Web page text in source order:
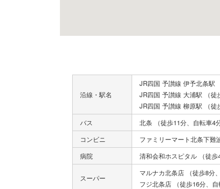
沿線・駅名
JR四国 予讃線 伊予北条駅
JR四国 予讃線 大浦駅 （徒
JR四国 予讃線 柳原駅 （徒
バス
北条 （徒歩11分、自転車4
コンビニ
ファミリーマート北条下難
病院
清和会和ホスピタル （徒
スーパー
マルナカ北条店 （徒歩8分
フジ北条店 （徒歩16分、